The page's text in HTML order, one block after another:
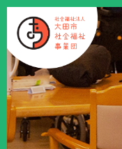
このページの本文へ